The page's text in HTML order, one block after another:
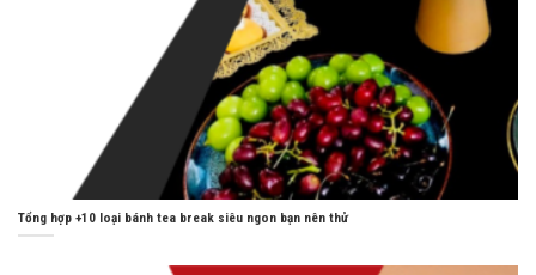
Tổng hợp +10 loại bánh tea break siêu ngon bạn nên thử